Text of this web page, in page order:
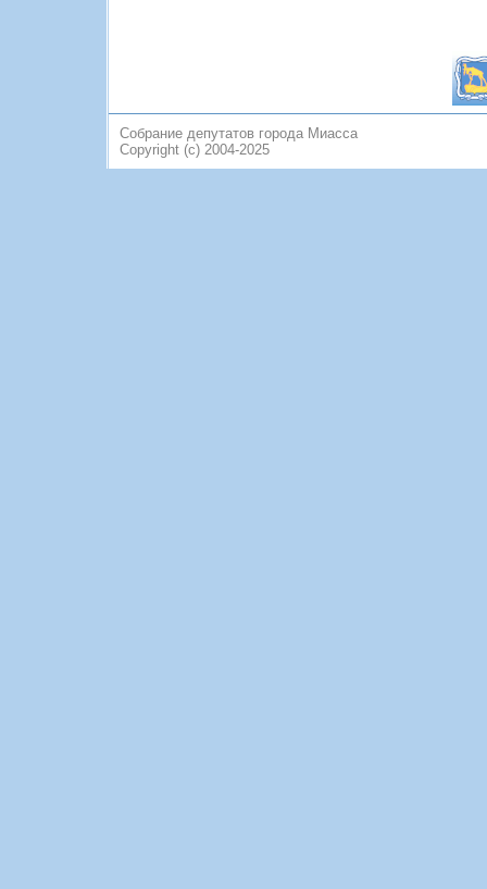
Собрание депутатов города Миасса
Copyright (c) 2004-2025